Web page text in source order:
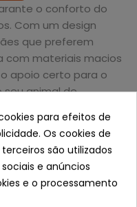
o conforto do
Com um design
que preferem
com materiais macios
apoio certo para o
animal de
o seu cão. Ideal
é uma escolha
casa.
Cama Ametz
para efeitos de
Os cookies de
são utilizados
e anúncios
e o processamento